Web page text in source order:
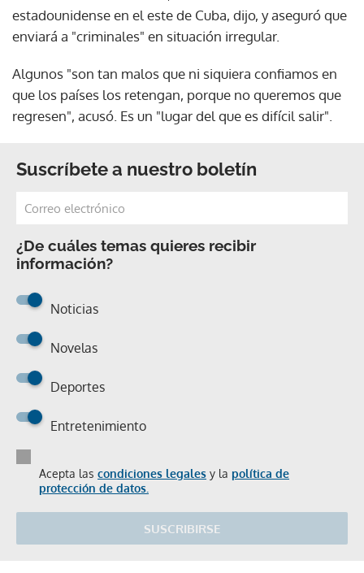
estadounidense en el este de Cuba, dijo, y aseguró que
enviará a "criminales" en situación irregular.
Algunos "son tan malos que ni siquiera confiamos en
que los países los retengan, porque no queremos que
regresen", acusó. Es un "lugar del que es difícil salir".
Suscríbete a nuestro boletín
¿De cuáles temas quieres recibir
información?
Noticias
Novelas
Deportes
Entretenimiento
Acepta las condiciones legales y la política de
protección de datos.
SUSCRIBIRSE